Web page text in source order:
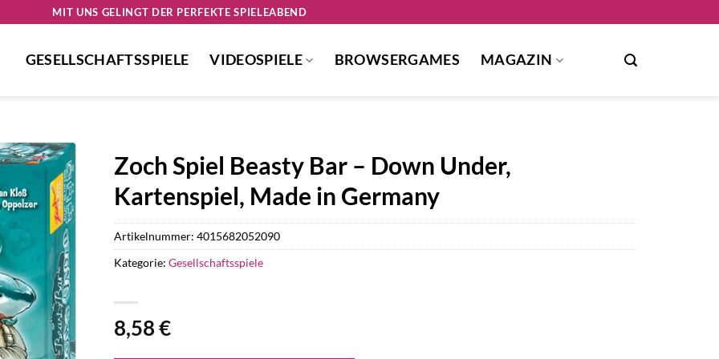
MIT UNS GELINGT DER PERFEKTE SPIELEABEND
GESELLSCHAFTSSPIELE VIDEOSPIELE BROWSERGAMES MAGAZIN
Zoch Spiel Beasty Bar – Down Under,
Kartenspiel, Made in Germany
8,58€
Artikelnummer: 4015682052090
Kategorie: Gesellschaftsspiele